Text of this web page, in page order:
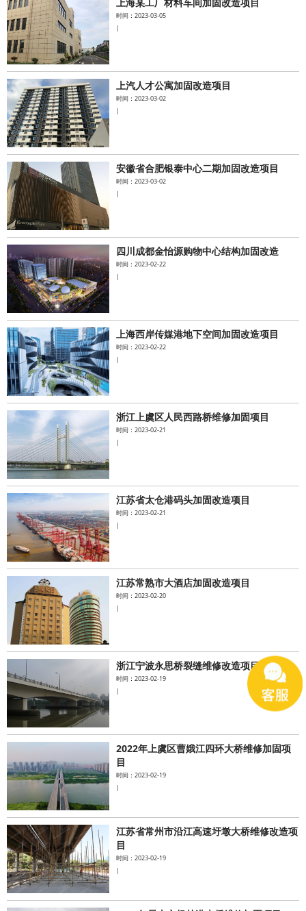
时间：2023-03-05
|
上汽人才公寓加固改造项目
时间：2023-03-02
|
安徽省合肥银泰中心二期加固改造项目
时间：2023-03-02
|
四川成都金怡源购物中心结构加固改造
时间：2023-02-22
|
上海西岸传媒港地下空间加固改造项目
时间：2023-02-22
|
浙江上虞区人民西路桥维修加固项目
时间：2023-02-21
|
江苏省太仓港码头加固改造项目
时间：2023-02-21
|
江苏常熟市大酒店加固改造项目
时间：2023-02-20
|
浙江宁波永思桥裂缝维修改造项目
时间：2023-02-19
|
2022年上虞区曹娥江四环大桥维修加固项
目
时间：2023-02-19
|
江苏省常州市沿江高速圩墩大桥维修改造项
目
时间：2023-02-19
|